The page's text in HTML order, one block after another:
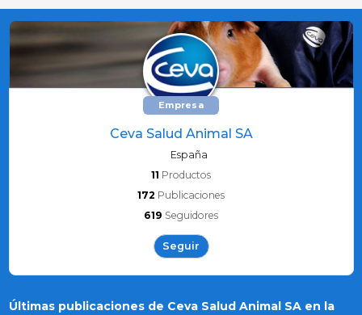
Empresa
Ceva Salud Animal SA
España
11 Productos
172 Publicaciones
619 Seguidores
Seguir
Últimas publicaciones de Ceva Salud Animal SA en la